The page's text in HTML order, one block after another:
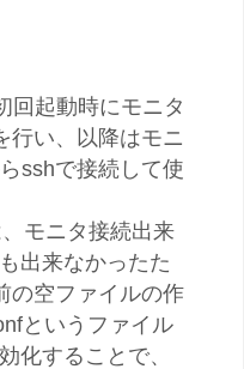
回起動時にモニタ
行い、以降はモニ
sshで接続して使
モニタ接続出来
出来なかったた
の空ファイルの作
というファイル
化することで、